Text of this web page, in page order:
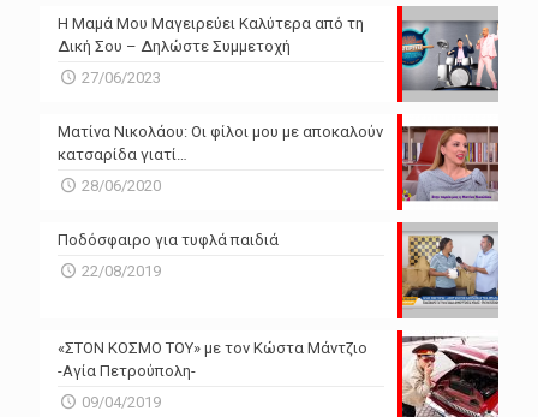
Η Μαμά Μου Μαγειρεύει Καλύτερα από τη
Δική Σου – Δηλώστε Συμμετοχή
27/06/2023
Ματίνα Νικολάου: Οι φίλοι μου με αποκαλούν
κατσαρίδα γιατί…
28/06/2020
Ποδόσφαιρο για τυφλά παιδιά
22/08/2019
«ΣΤΟΝ ΚΟΣΜΟ ΤΟΥ» με τον Κώστα Μάντζιο
-Αγία Πετρούπολη-
09/04/2019